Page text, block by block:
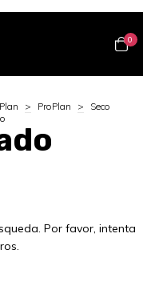
0
> ProPlan >
Seco
Por favor, intenta